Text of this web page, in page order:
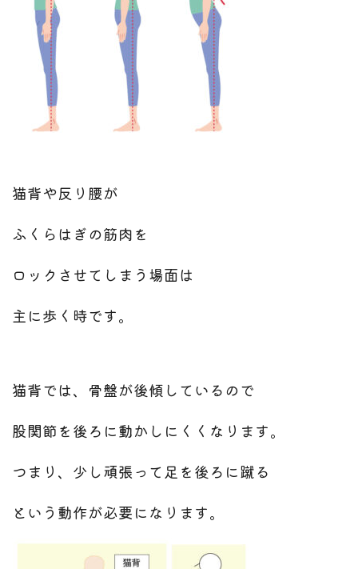
猫背や反り腰が
ふくらはぎの筋肉を
ロックさせてしまう場面は
主に歩く時です。
猫背では、骨盤が後傾しているので
股関節を後ろに動かしにくくなります。
つまり、少し頑張って足を後ろに蹴る
という動作が必要になります。